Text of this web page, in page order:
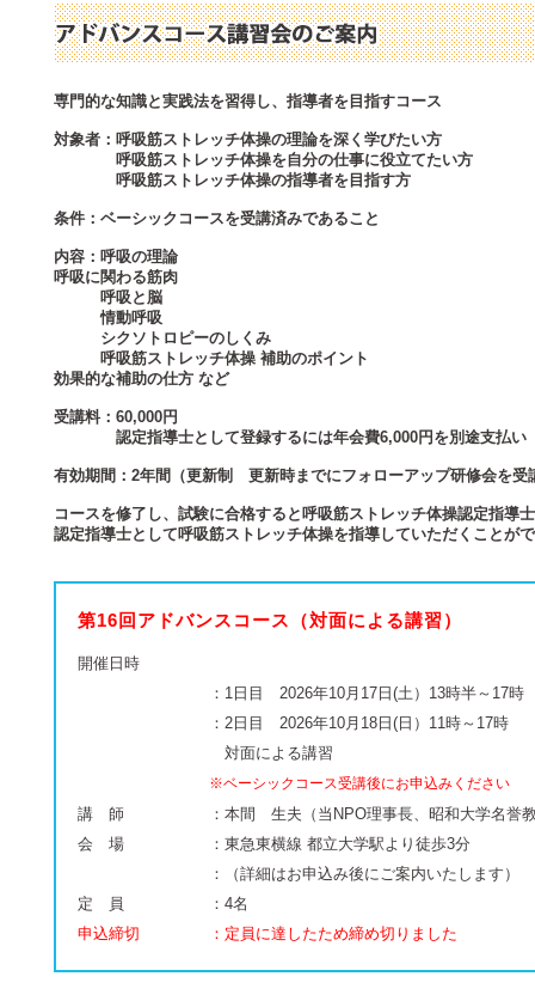
専門的な知識と実践法を習得し、指導者を目指すコース
対象者：呼吸筋ストレッチ体操の理論を深く学びたい方
呼吸筋ストレッチ体操を自分の仕事に役立てたい方
呼吸筋ストレッチ体操の指導者を目指す方
条件：ベーシックコースを受講済みであること
内容：呼吸の理論
呼吸に関わる筋肉
呼吸と脳
情動呼吸
シクソトロピーのしくみ
呼吸筋ストレッチ体操 補助のポイント
効果的な補助の仕方 など
受講料：60,000円
認定指導士として登録するには年会費6,000円を別途支払い
有効期間：2年間（更新制 更新時までにフォローアップ研修会を
コースを修了し、試験に合格すると呼吸筋ストレッチ体操認定指導
認定指導士として呼吸筋ストレッチ体操を指導していただくことが
第16回アドバンスコース（対面による講習）
開催日時
：1日目 2026年10月17日(土）13時半～17時
：2日目 2026年10月18日(日）11時～17時
対面による講習
※ベーシックコース受講後にお申込みください
講 師
：本間 生夫（当NPO理事長、昭和大学名誉
会 場
：東急東横線 都立大学駅より徒歩3分
：（詳細はお申込み後にご案内いたします）
定 員
：4名
申込締切
：定員に達したため締め切りました